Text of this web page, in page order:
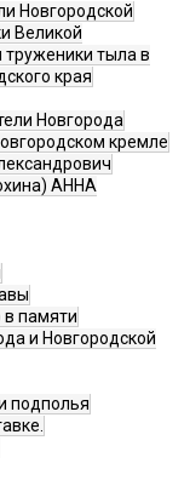
Новгородской
Великой
тыла в
края
Новгорода
кремле
АННА
памяти
и Новгородской
подполья